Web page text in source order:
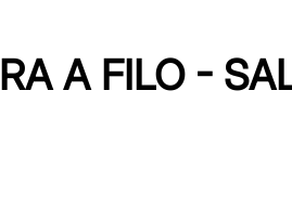
A FILO -